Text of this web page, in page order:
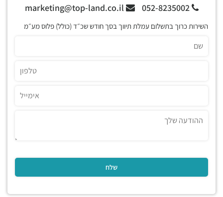
052-8235002
השירות כרוך בתשלום עמלת תיווך בסך חודש שכ״ד (כולל) פלוס מע״מ